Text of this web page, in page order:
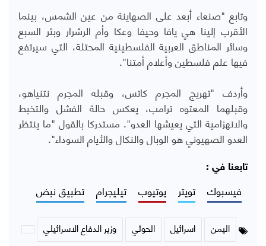
وتابع "صنعاء أبعد على الصهاينة من عين الشمس، بينما
الأقرب إلينا هي يافا وحيفا وعكا وأم الرشرار وبئر السبع
وسائر المناطق العربية الفلسطينية المحتلة، التي سيرتفع
فيها علم فلسطين وأعلام أمتنا".
وأردف "تهريج المجرم كاتس، وقبله المجرم نتنياهو،
وقبلهما المعتوه ترامب، يعكس حالة الفشل والتخبط
والانهزامية التي يعيشها العدو". مستدركا بالقول "ما ينتظر
العدو الصهيوني هو الوبال والنكال والأيام السوداء".
تابعنا في :
فيسبوك تويتر يوتيوب تيليجرام تطبيق نبض
اليمن اسرائيل الحوثي وزير الدفاع الاسرائيلي